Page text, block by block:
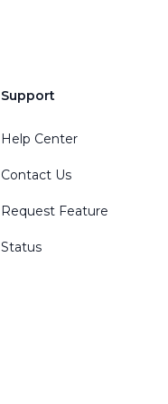
Support
Help Center
Contact Us
Request Feature
Status